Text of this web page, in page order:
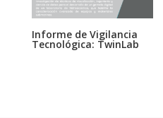
Informe de Vigilancia
Tecnológica: TwinLab